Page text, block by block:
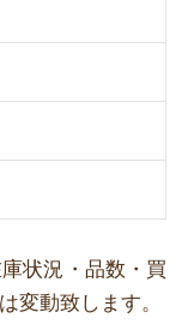
状況・品数・買
変動致します。